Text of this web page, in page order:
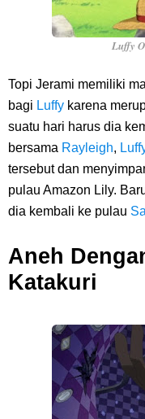
Luffy
Topi Jerami memiliki
bagi Luffy karena
suatu hari harus dia
bersama Rayleigh,
tersebut dan
pulau Amazon Lily.
dia kembali ke pulau
Aneh
Katakuri